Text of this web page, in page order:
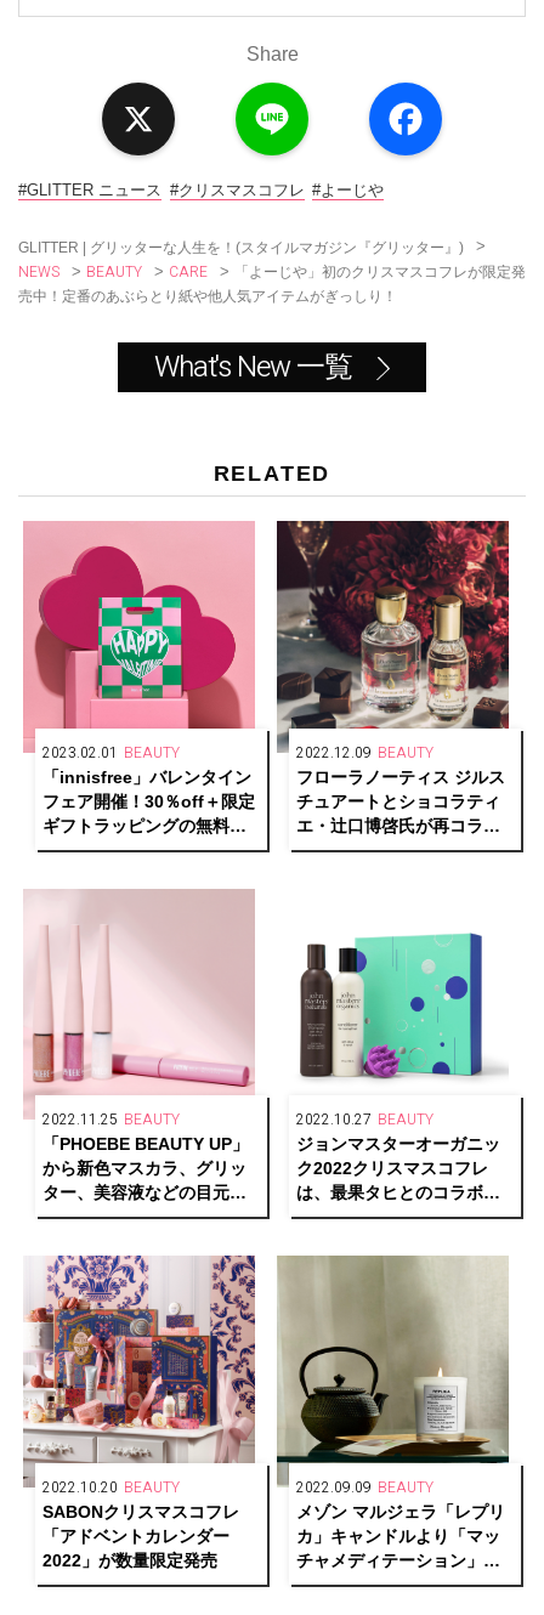
Share
a
c
#GLITTER ニュース #クリスマスコフレ #よーじや
GLITTER | グリッターな人生を！(スタイルマガジン『グリッター』) >
NEWS > BEAUTY > CARE >
「よーじや」初のクリスマスコフレが限定発
売中！定番のあぶらとり紙や他人気アイテムがぎっしり！
What's New 一覧
RELATED
2023.02.01 BEAUTY
「innisfree」バレンタイン
フェア開催！30％off＋限定
ギフトラッピングの無料サ
ービスを実施！
2022.12.09 BEAUTY
フローラノーティス ジルス
チュアートとショコラティ
エ・辻口博啓氏が再コラボ
レーションし、限定デザイ
2022.11.25 BEAUTY
「PHOEBE BEAUTY UP」
から新色マスカラ、グリッ
ター、美容液などの目元ケ
ア＆コスメが同時発売
2022.10.27 BEAUTY
ジョンマスターオーガニッ
ク2022クリスマスコフレ
は、最果タヒとのコラボボ
ックスが登場
2022.10.20 BEAUTY
SABONクリスマスコフレ
「アドベントカレンダー
2022」が数量限定発売
2022.09.09 BEAUTY
メゾン マルジェラ「レプリ
カ」キャンドルより「マッ
チャメディテーション」
「セーリング デイ」が登場